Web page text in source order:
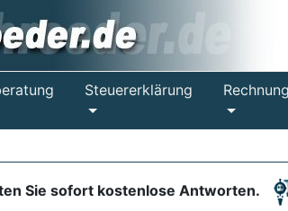
Steuererklärung
Sie sofort kostenlose Antworten.